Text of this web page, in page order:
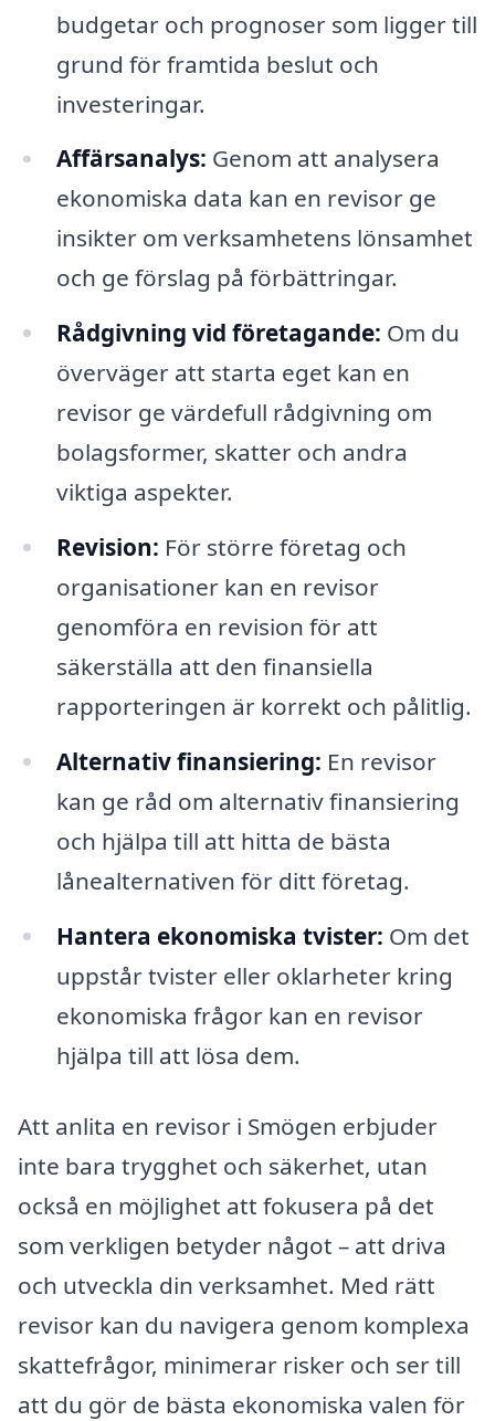
budgetar och prognoser som ligger till
grund för framtida beslut och
investeringar.
Affärsanalys: Genom att analysera
ekonomiska data kan en revisor ge
insikter om verksamhetens lönsamhet
och ge förslag på förbättringar.
Rådgivning vid företagande: Om du
överväger att starta eget kan en
revisor ge värdefull rådgivning om
bolagsformer, skatter och andra
viktiga aspekter.
Revision: För större företag och
organisationer kan en revisor
genomföra en revision för att
säkerställa att den finansiella
rapporteringen är korrekt och pålitlig.
Alternativ finansiering: En revisor
kan ge råd om alternativ finansiering
och hjälpa till att hitta de bästa
lånealternativen för ditt företag.
Hantera ekonomiska tvister: Om det
uppstår tvister eller oklarheter kring
ekonomiska frågor kan en revisor
hjälpa till att lösa dem.
Att anlita en revisor i Smögen erbjuder
inte bara trygghet och säkerhet, utan
också en möjlighet att fokusera på det
som verkligen betyder något – att driva
och utveckla din verksamhet. Med rätt
revisor kan du navigera genom komplexa
skattefrågor, minimerar risker och ser till
att du gör de bästa ekonomiska valen för